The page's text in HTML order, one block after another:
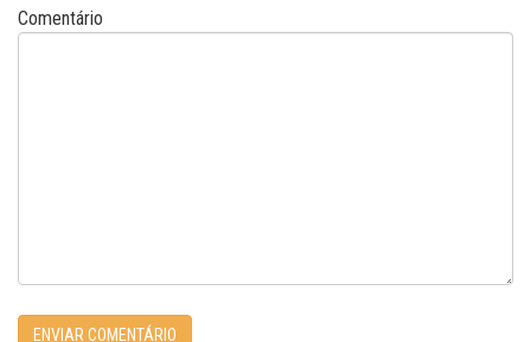
Comentário